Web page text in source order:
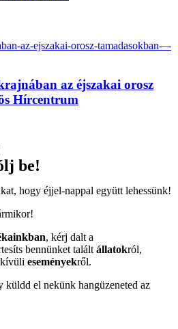
az éjszakai orosz
Hírcentrum
be!
hogy éjjel-nappal együtt lehessünk!
, kérj dalt a
bennünket talált állatokról,
eseményekről.
küldd el nekünk hangüzeneted az